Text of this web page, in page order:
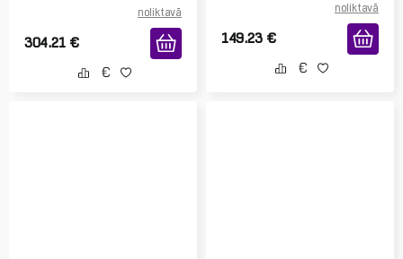
noliktavā
304.21 €
noliktavā
149.23 €